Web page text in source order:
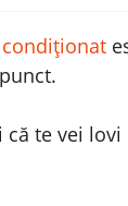
te vei